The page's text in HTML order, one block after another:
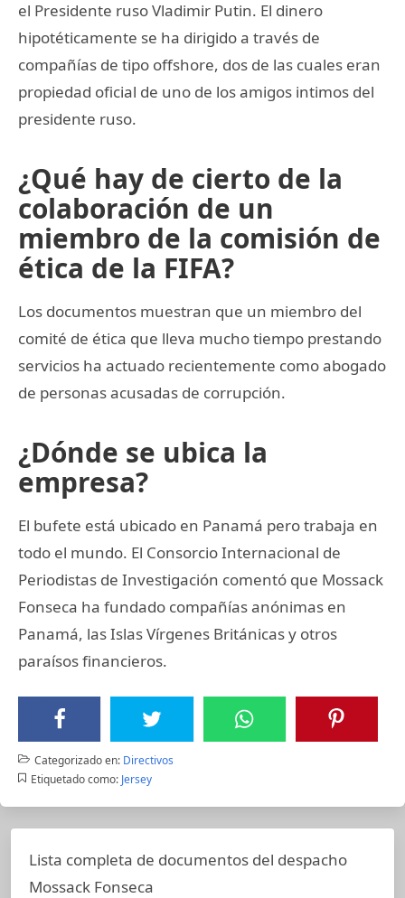
el Presidente ruso Vladimir Putin. El dinero
hipotéticamente se ha dirigido a través de
compañías de tipo offshore, dos de las cuales eran
propiedad oficial de uno de los amigos intimos del
presidente ruso.
¿Qué hay de cierto de la
colaboración de un
miembro de la comisión de
ética de la FIFA?
Los documentos muestran que un miembro del
comité de ética que lleva mucho tiempo prestando
servicios ha actuado recientemente como abogado
de personas acusadas de corrupción.
¿Dónde se ubica la
empresa?
El bufete está ubicado en Panamá pero trabaja en
todo el mundo. El Consorcio Internacional de
Periodistas de Investigación comentó que Mossack
Fonseca ha fundado compañías anónimas en
Panamá, las Islas Vírgenes Británicas y otros
paraísos financieros.
Categorizado en: Directivos
Etiquetado como: Jersey
Lista completa de documentos del despacho
Mossack Fonseca